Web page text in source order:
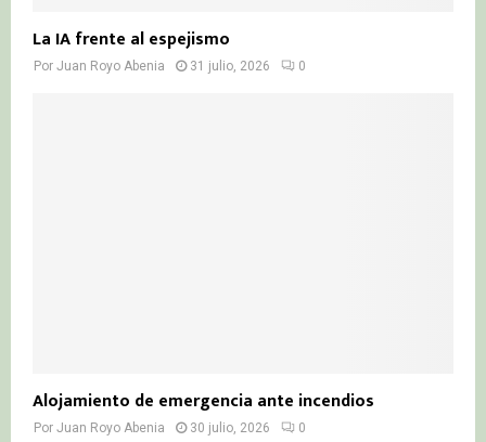
La IA frente al espejismo
Por Juan Royo Abenia 31 julio, 2026 0
Alojamiento de emergencia ante incendios
Por Juan Royo Abenia 30 julio, 2026 0